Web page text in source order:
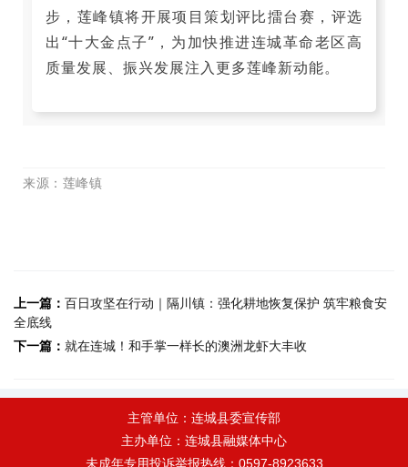
步，莲峰镇将开展项目策划评比擂台赛，评选
出“十大金点子”，为加快推进连城革命老区高
质量发展、振兴发展注入更多莲峰新动能。
来源 ：莲峰镇
上一篇： 百日攻坚在行动｜隔川镇：强化耕地恢复保护 筑牢粮食安
全底线
下一篇： 就在连城！和手掌一样长的澳洲龙虾大丰收
主管单位：连城县委宣传部
主办单位：连城县融媒体中心
未成年专用投诉举报热线：0597-8923633